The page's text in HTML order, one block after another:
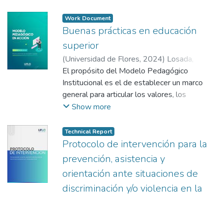
académica es fundamental desde el ingreso
a la vida universitaria.
Work Document
Buenas prácticas en educación
superior
(Universidad de Flores, 2024) Losada,
Analía Verónica;Gómez Zeliz, Julieta;
Garzaniti, Ivana ;De Vega, Micaela;Rizzo,
Gabriela
El propósito del Modelo Pedagógico
Institucional es el de establecer un marco
general para articular los valores, los
principios y los objetivos que informan y
aprendizaje en toda la Universidad de
Flores.
Show more
Technical Report
Protocolo de intervención para la
prevención, asistencia y
orientación ante situaciones de
discriminación y/o violencia en la